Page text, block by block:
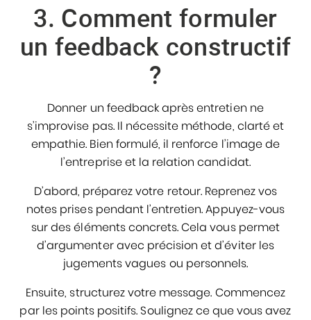
3. Comment formuler
un feedback constructif
?
Donner un feedback après entretien ne
s’improvise pas. Il nécessite méthode, clarté et
empathie. Bien formulé, il renforce l’image de
l’entreprise et la relation candidat.
D’abord, préparez votre retour. Reprenez vos
notes prises pendant l’entretien. Appuyez-vous
sur des éléments concrets. Cela vous permet
d’argumenter avec précision et d’éviter les
jugements vagues ou personnels.
Ensuite, structurez votre message. Commencez
par les points positifs. Soulignez ce que vous avez